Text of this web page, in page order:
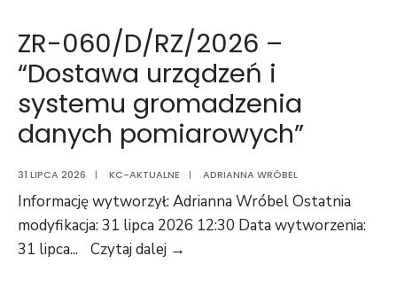
–
warsztatowego
oraz
Biura
Obsługi
Klienta
w
siedzibie
Miejskich
“Zakup
odkamieniacza
Kamix”
ZR-060/D/RZ/2026 –
“Dostawa urządzeń i
systemu gromadzenia
danych pomiarowych”
31 LIPCA 2026 | KC-AKTUALNE | ADRIANNA WRÓBEL
Informację wytworzył: Adrianna Wróbel Ostatnia
modyfikacja: 31 lipca 2026 12:30 Data wytworzenia:
31 lipca... Czytaj dalej →